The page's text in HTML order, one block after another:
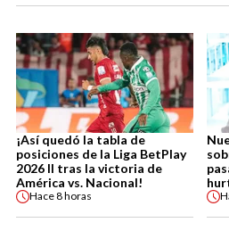
¡Así quedó la tabla de
posiciones de la Liga BetPlay
2026 II tras la victoria de
América vs. Nacional!
Hace8 horas